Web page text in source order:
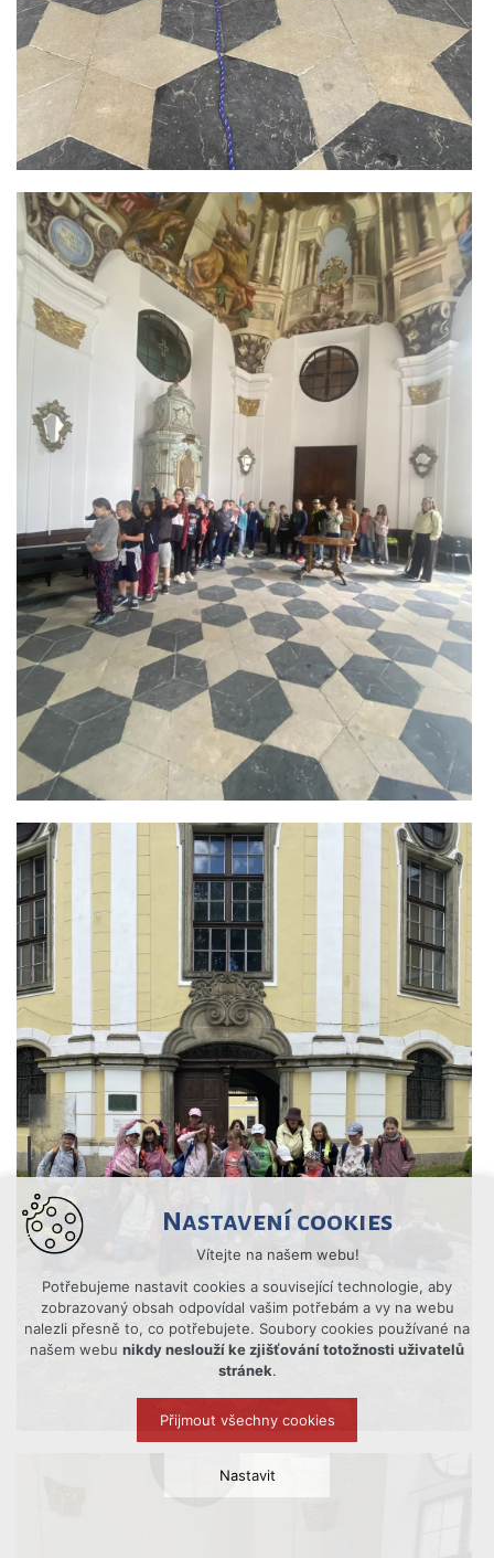
Nastavení cookies
Vítejte na našem webu!
Potřebujeme nastavit cookies a související technologie, aby
zobrazovaný obsah odpovídal vašim potřebám a vy na webu
nalezli přesně to, co potřebujete. Soubory cookies používané na
našem webu nikdy neslouží ke zjišťování totožnosti uživatelů
stránek.
Přijmout všechny cookies
Nastavit